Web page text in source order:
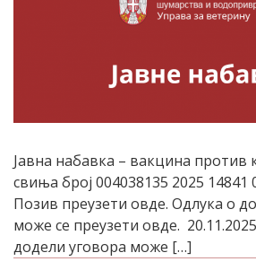
Јавна набавка – вакцина против
свиња број 004038135 2025 14841
Позив преузети овде. Одлука о
може се преузети овде.
додели уговора може […]